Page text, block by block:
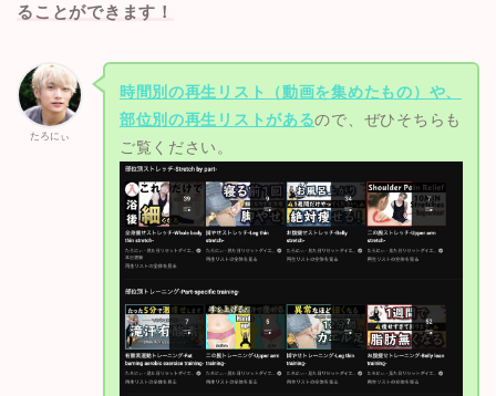
ることができます！
たろにぃ
時間別の再生リスト（動画を集めたもの）や、
部位別の再生リストがあるので、ぜひそちらも
ご覧ください。